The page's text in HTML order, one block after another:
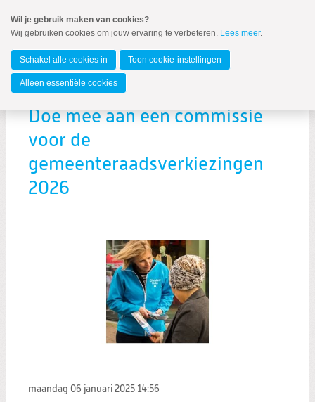
naar
Spring
de
inhoud
Spring
naar
hoofdmenu
Lelystad
MENU
Doe mee aan een commissie
voor de
gemeenteraadsverkiezingen
2026
maandag 06 januari 2025 14:56
Wil je gebruik maken van cookies?
Wij gebruiken cookies om jouw ervaring te verbeteren. Lees meer.
Schakel alle cookies in Toon cookie-instellingen
Alleen essentiële cookies